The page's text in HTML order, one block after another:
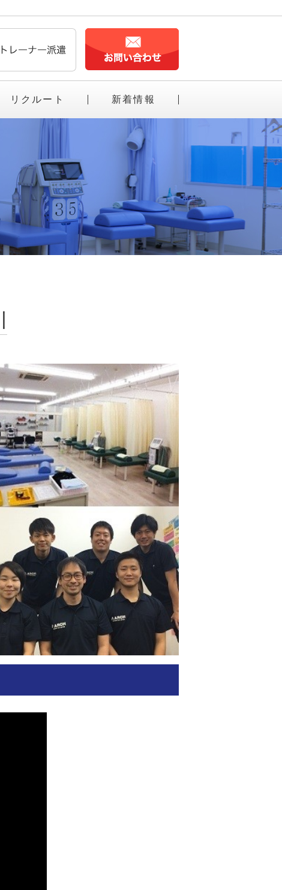
リクルート 新着情報